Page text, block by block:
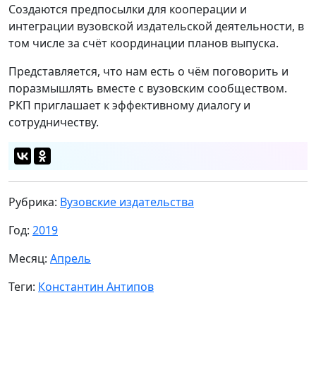
Создаются предпосылки для кооперации и
интеграции вузовской издательской деятельности, в
том числе за счёт координации планов выпуска.
Представляется, что нам есть о чём поговорить и
поразмышлять вместе с вузовским сообществом.
РКП приглашает к эффективному диалогу и
сотрудничеству.
Рубрика: Вузовские издательства
Год: 2019
Месяц: Апрель
Теги: Константин Антипов